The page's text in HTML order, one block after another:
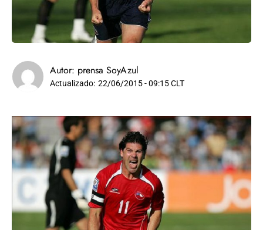
Autor: prensa SoyAzul
Actualizado: 22/06/2015 - 09:15 CLT